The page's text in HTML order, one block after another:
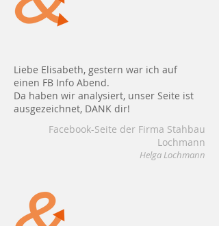
Liebe Elisabeth, gestern war ich auf
einen FB Info Abend.
Da haben wir analysiert, unser Seite ist
ausgezeichnet, DANK dir!
Facebook-Seite der Firma Stahbau
Lochmann
Helga Lochmann